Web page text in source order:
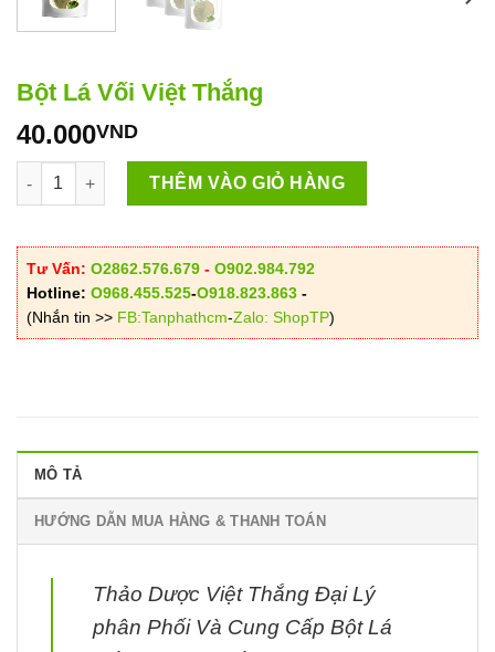
Bột Lá Vối Việt Thắng
40.000VND
Bột Lá Vối Việt Thắng số lượng
THÊM VÀO GIỎ HÀNG
Tư Vấn: O2862.576.679 - O902.984.792
Hotline: O968.455.525-O918.823.863 -
(Nhắn tin >> FB:Tanphathcm-Zalo: ShopTP)
MÔ TẢ
HƯỚNG DẪN MUA HÀNG & THANH TOÁN
Thảo Dược Việt Thắng Đại Lý
phân Phối Và Cung Cấp Bột Lá